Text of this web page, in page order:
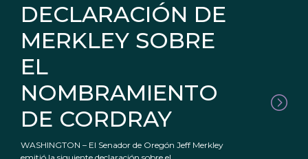
DECLARACIÓN DE
MERKLEY SOBRE
EL
NOMBRAMIENTO
DE CORDRAY
WASHINGTON – El Senador de Oregón Jeff Merkley